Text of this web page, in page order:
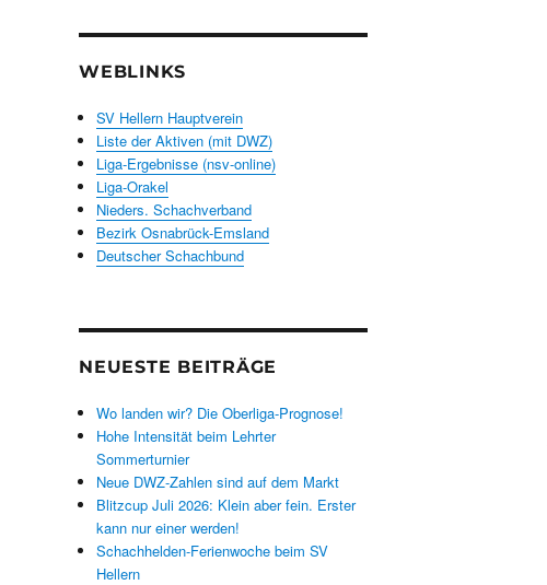
WEBLINKS
SV Hellern Hauptverein
Liste der Aktiven (mit DWZ)
Liga-Ergebnisse (nsv-online)
Liga-Orakel
Nieders. Schachverband
Bezirk Osnabrück-Emsland
Deutscher Schachbund
NEUESTE BEITRÄGE
Wo landen wir? Die Oberliga-Prognose!
Hohe Intensität beim Lehrter
Sommerturnier
Neue DWZ-Zahlen sind auf dem Markt
Blitzcup Juli 2026: Klein aber fein. Erster
kann nur einer werden!
Schachhelden-Ferienwoche beim SV
Hellern